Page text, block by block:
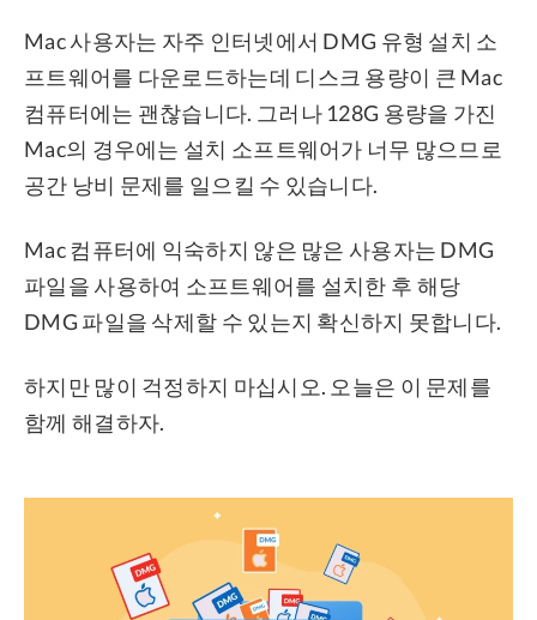
Mac 사용자는 자주 인터넷에서 DMG 유형 설치 소
프트웨어를 다운로드하는데 디스크 용량이 큰 Mac
컴퓨터에는 괜찮습니다. 그러나 128G 용량을 가진
Mac의 경우에는 설치 소프트웨어가 너무 많으므로
공간 낭비 문제를 일으킬 수 있습니다.
Mac 컴퓨터에 익숙하지 않은 많은 사용자는 DMG
파일을 사용하여 소프트웨어를 설치한 후 해당
DMG 파일을 삭제할 수 있는지 확신하지 못합니다.
하지만 많이 걱정하지 마십시오. 오늘은 이 문제를
함께 해결하자.